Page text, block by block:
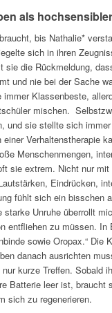
als
bis Nathalie*
sich in ihren
sie die Rückmeldung,
und nie bei der Sache
immer Klassenbeste,
mischen.
und sie stellte sich
Verhaltenstherapie
Menschenmengen,
sie extrem. Nicht nur mit
Eindrücken,
fühlt sich ein bisschen
Unruhe überrollt
entfliehen zu müssen. In
sowie Oropax.“ Die
danach ausrichten
kurze Treffen. Sobald
Batterie leer ist, braucht
sich zu regenerieren.